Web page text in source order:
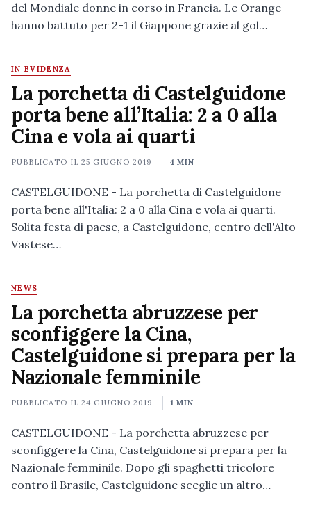
del Mondiale donne in corso in Francia. Le Orange
hanno battuto per 2-1 il Giappone grazie al gol…
IN EVIDENZA
La porchetta di Castelguidone
porta bene all’Italia: 2 a 0 alla
Cina e vola ai quarti
PUBBLICATO IL25 GIUGNO 2019 4 MIN
CASTELGUIDONE - La porchetta di Castelguidone
porta bene all'Italia: 2 a 0 alla Cina e vola ai quarti.
Solita festa di paese, a Castelguidone, centro dell'Alto
Vastese…
NEWS
La porchetta abruzzese per
sconfiggere la Cina,
Castelguidone si prepara per la
Nazionale femminile
PUBBLICATO IL24 GIUGNO 2019 1 MIN
CASTELGUIDONE - La porchetta abruzzese per
sconfiggere la Cina, Castelguidone si prepara per la
Nazionale femminile. Dopo gli spaghetti tricolore
contro il Brasile, Castelguidone sceglie un altro…